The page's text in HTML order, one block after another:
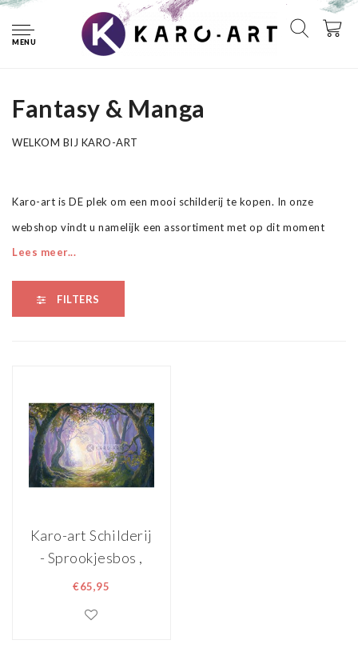
MENU
Schilderijen Fantasy & Manga
Fantasy & Manga
Fantasy & Manga
WELKOM BIJ KARO-ART
Karo-art is DE plek om een mooi schilderij te kopen. In onze
webshop vindt u namelijk een assortiment met op dit moment
ruim 7000 schilderijen. En elke dag komen er nieuwe doeken bij.
Van fotoschilderijen op canvas tot aan onze schitterende canvas
art collectie. Van schilderijen op linnen die handgeschilderd, uniek
Lees meer...
FILTERS
Karo-art Schilderij
- Sprookjesbos ,
Groen Paars , 3
Wanddecoratie
€65,95